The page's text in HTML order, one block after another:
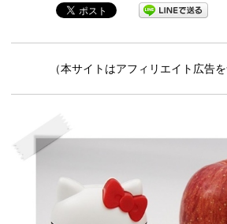
（本サイトはアフィリエイト広告